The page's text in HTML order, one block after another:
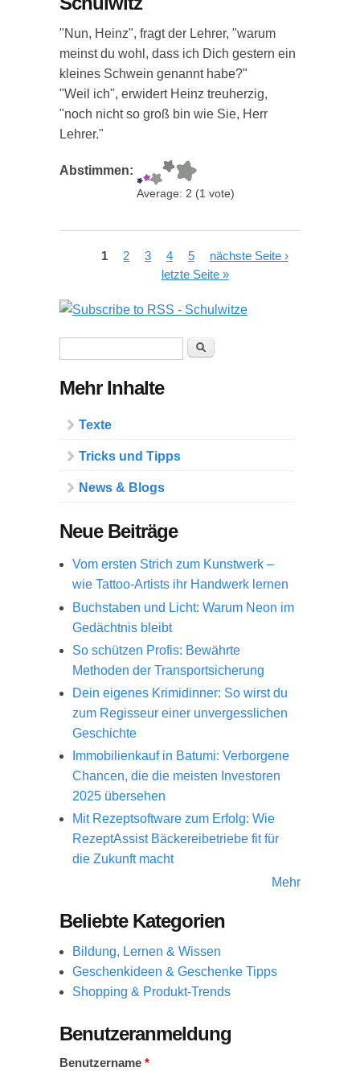
"Nun, Heinz", fragt der Lehrer, "warum
meinst du wohl, dass ich Dich gestern ein
kleines Schwein genannt habe?"
"Weil ich", erwidert Heinz treuherzig,
"noch nicht so groß bin wie Sie, Herr
Lehrer."
Abstimmen:
Average: 2 (1 vote)
Seiten
1 2 3 4 5
nächste Seite ›
letzte Seite »
Suche
Mehr Inhalte
Texte
Tricks und Tipps
News & Blogs
Neue Beiträge
Vom ersten Strich zum Kunstwerk –
wie Tattoo-Artists ihr Handwerk lernen
Buchstaben und Licht: Warum Neon im
Gedächtnis bleibt
So schützen Profis: Bewährte
Methoden der Transportsicherung
Dein eigenes Krimidinner: So wirst du
zum Regisseur einer unvergesslichen
Geschichte
Immobilienkauf in Batumi: Verborgene
Chancen, die die meisten Investoren
2025 übersehen
Mit Rezeptsoftware zum Erfolg: Wie
RezeptAssist Bäckereibetriebe fit für
die Zukunft macht
Mehr
Beliebte Kategorien
Bildung, Lernen & Wissen
Geschenkideen & Geschenke Tipps
Shopping & Produkt-Trends
Benutzeranmeldung
Benutzername *